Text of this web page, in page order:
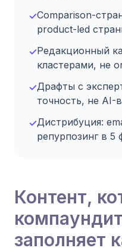
✓Comparison-
product-led
✓Редакционный
кластерами, не
✓Драфты с
точность, не AI-
✓Дистрибуция:
репурпозинг в 5
Контент,
заполняет